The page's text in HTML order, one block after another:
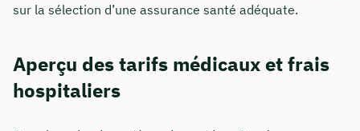
sur la sélection d’une assurance santé adéquate.
Aperçu des tarifs médicaux et frais
hospitaliers